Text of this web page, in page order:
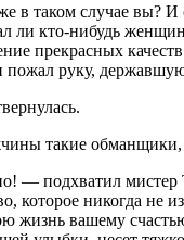
в таком случае вы? И
ли кто-нибудь
прекрасных
пожал руку,
такие обманщики,
— подхватил мистер
которое никогда не
жизнь вашему